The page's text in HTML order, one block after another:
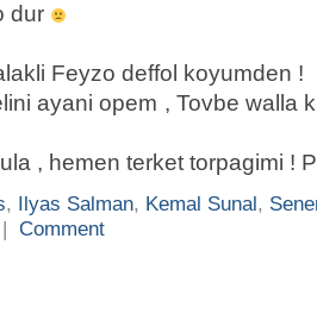
dur
Feyzo deffol koyumden !
ayani opem , Tovbe walla
, hemen terket torpagimi !
, Ilyas Salman, Kemal Sunal,
| Comment